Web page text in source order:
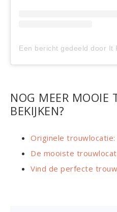
NOG MEER MOOIE
BEKIJKEN?
Originele
De mooiste
Vind de perfecte